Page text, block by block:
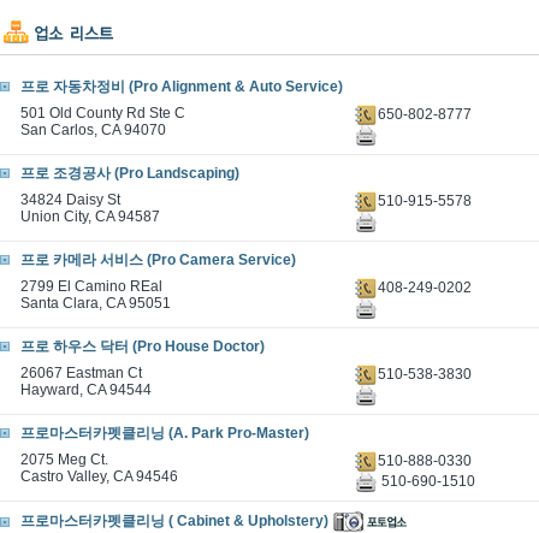
프로 자동차정비 (Pro Alignment & Auto Service)
501 Old County Rd Ste C
San Carlos, CA 94070
650-802-8777
프로 조경공사 (Pro Landscaping)
34824 Daisy St
Union City, CA 94587
510-915-5578
프로 카메라 서비스 (Pro Camera Service)
2799 El Camino REal
Santa Clara, CA 95051
408-249-0202
프로 하우스 닥터 (Pro House Doctor)
26067 Eastman Ct
Hayward, CA 94544
510-538-3830
프로마스터카펫클리닝 (A. Park Pro-Master)
2075 Meg Ct.
Castro Valley, CA 94546
510-888-0330
510-690-1510
프로마스터카펫클리닝 ( Cabinet & Upholstery)